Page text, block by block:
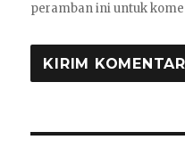
peramban ini untuk